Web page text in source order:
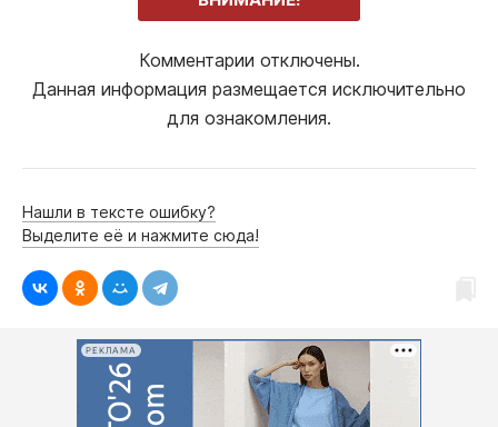
Комментарии отключены.
Данная информация размещается исключительно
для ознакомления.
Нашли в тексте ошибку?
Выделите её и нажмите сюда!
РЕКЛАМА